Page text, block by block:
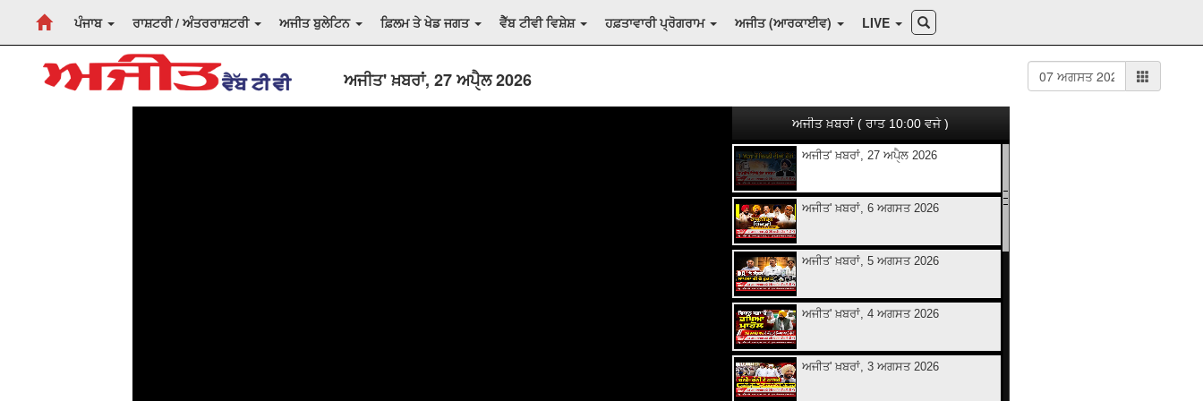
ਪੰਜਾਬ ਰਾਸ਼ਟਰੀ / ਅੰਤਰਰਾਸ਼ਟਰੀ ਅਜੀਤ ਬੁਲੇਟਿਨ ਫ਼ਿਲਮ ਤੇ ਖੇਡ ਜਗਤ ਵੈੱਬ ਟੀਵੀ ਵਿਸ਼ੇਸ਼ ਹਫ਼ਤਾਵਾਰੀ ਪ੍ਰੋਗਰਾਮ ਅਜੀਤ (ਆਰਕਾਈਵ) LIVE
ਅਜੀਤ' ਖ਼ਬਰਾਂ, 27 ਅਪੑੈਲ 2026
ਅਜੀਤ' ਖ਼ਬਰਾਂ, 27 ਅਪੑੈਲ 2026
ਅਜੀਤ' ਖ਼ਬਰਾਂ, 6 ਅਗਸਤ 2026
ਅਜੀਤ' ਖ਼ਬਰਾਂ, 5 ਅਗਸਤ 2026
ਅਜੀਤ' ਖ਼ਬਰਾਂ, 4 ਅਗਸਤ 2026
ਅਜੀਤ' ਖ਼ਬਰਾਂ, 3 ਅਗਸਤ 2026
ਅਜੀਤ ਖ਼ਬਰਾਂ ( ਰਾਤ 10:00 ਵਜੇ )